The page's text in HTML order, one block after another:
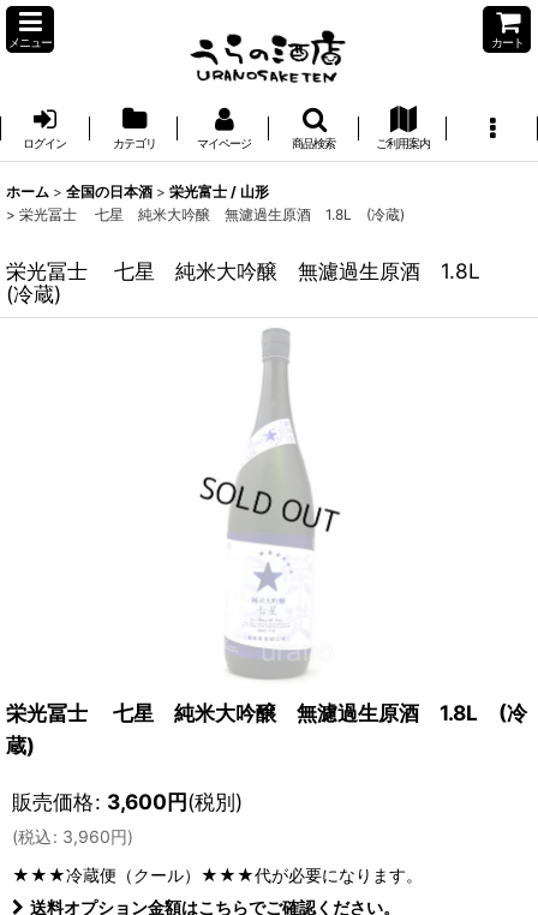
メニュー カート
ログイン カテゴリ マイページ 商品検索 ご利用案内
ホーム > 全国の日本酒 > 栄光富士 / 山形
> 栄光冨士 七星 純米大吟醸 無濾過生原酒 1.8L (冷蔵)
栄光冨士 七星 純米大吟醸 無濾過生原酒 1.8L
(冷蔵)
栄光冨士 七星 純米大吟醸 無濾過生原酒 1.8L (冷
蔵)
販売価格: 3,600円(税別)
(税込: 3,960円)
★★★冷蔵便（クール）★★★代が必要になります。
送料オプション金額はこちらでご確認ください。